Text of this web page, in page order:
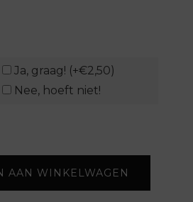
Ja, graag! (+€2,50)
Nee, hoeft niet!
AAN WINKELWAGEN